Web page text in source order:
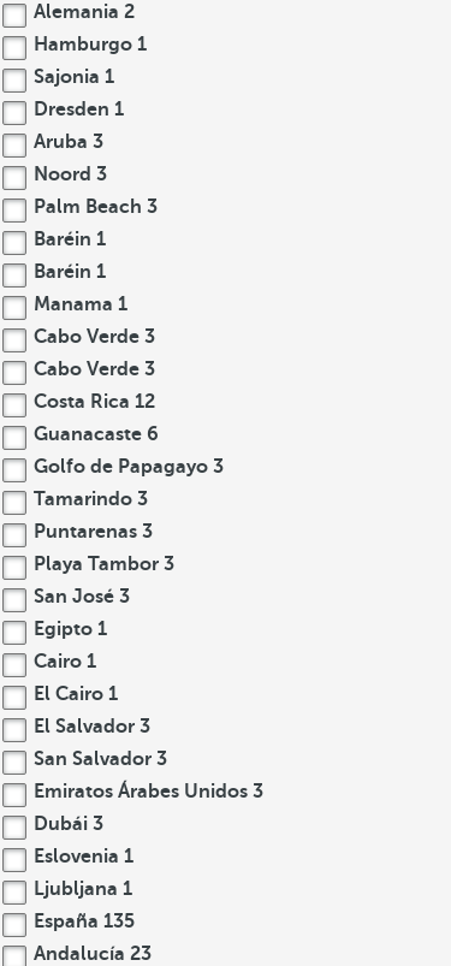
Alemania 2
Hamburgo 1
Sajonia 1
Dresden 1
Aruba 3
Noord 3
Palm Beach 3
Baréin 1
Baréin 1
Manama 1
Cabo Verde 3
Cabo Verde 3
Costa Rica 12
Guanacaste 6
Golfo de Papagayo 3
Tamarindo 3
Puntarenas 3
Playa Tambor 3
San José 3
Egipto 1
Cairo 1
El Cairo 1
El Salvador 3
San Salvador 3
Emiratos Árabes Unidos 3
Dubái 3
Eslovenia 1
Ljubljana 1
España 135
Andalucía 23